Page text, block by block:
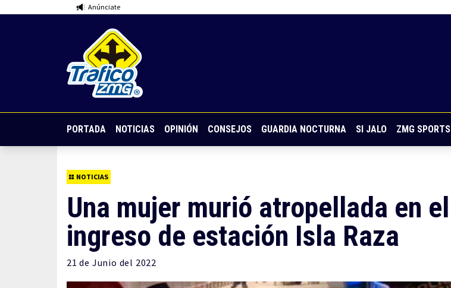
Anúnciate
PORTADA NOTICIAS OPINIÓN CONSEJOS GUARDIA NOCTURNA SI JALO ZMG SPORTS
NOTICIAS
Una mujer murió atropellada en el
ingreso de estación Isla Raza
21 de Junio del 2022